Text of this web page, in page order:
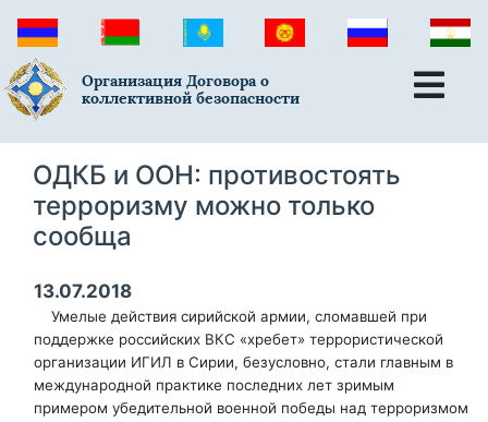
Организация Договора о
коллективной безопасности
ОДКБ и ООН: противостоять
терроризму можно только
сообща
13.07.2018
Умелые действия сирийской армии, сломавшей при
поддержке российских ВКС «хребет» террористической
организации ИГИЛ в Сирии, безусловно, стали главным в
международной практике последних лет зримым
примером убедительной военной победы над терроризмом